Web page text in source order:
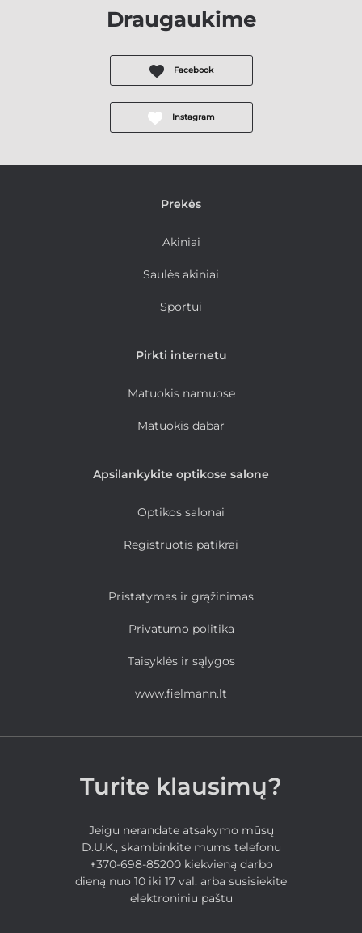
Draugaukime
Facebook
Instagram
Prekės
Akiniai
Saulės akiniai
Sportui
Pirkti internetu
Matuokis namuose
Matuokis dabar
Apsilankykite optikose salone
Optikos salonai
Registruotis patikrai
Pristatymas ir grąžinimas
Privatumo politika
Taisyklės ir sąlygos
www.fielmann.lt
Turite klausimų?
Jeigu nerandate atsakymo mūsų
D.U.K., skambinkite mums telefonu
+370-698-85200 kiekvieną darbo
dieną nuo 10 iki 17 val. arba susisiekite
elektroniniu paštu